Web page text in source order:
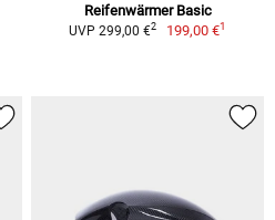
Reifenwärmer Basic
UVP 299,00 €2 199,00 €1